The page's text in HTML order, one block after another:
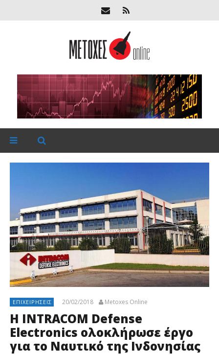
ΕΠΙΧΕΙΡΉΣΕΙΣ 20/02/2018 Metoxes Online
Η INTRACOM Defense
Electronics ολοκλήρωσε έργο
για το Ναυτικό της Ινδονησίας